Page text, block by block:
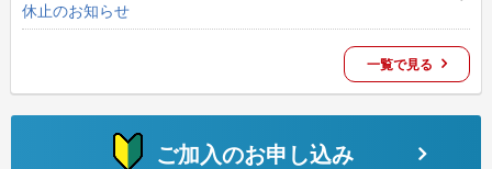
休止のお知らせ
一覧で見る
ご加入のお申し込み